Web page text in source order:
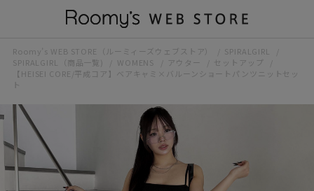
Roomy’s WEB STORE（ルーミィーズウェブストア）
SPIRALGIRL
SPIRALGIRL（商品一覧)
WOMENS アウター
セットアップ
【HEISEI CORE/平成コア】ベアキャミ×バルーンショートパンツニットセッ
ト